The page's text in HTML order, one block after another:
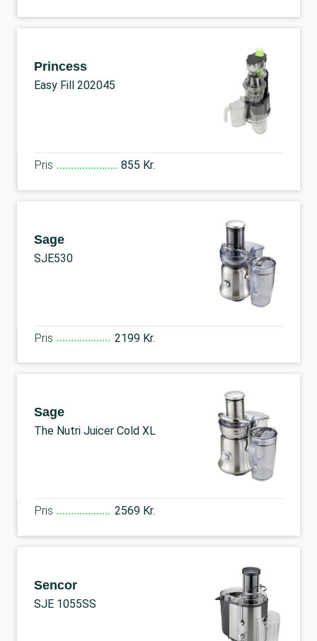
Princess
Easy Fill 202045
Pris 855 Kr.
Sage
SJE530
Pris 2199 Kr.
Sage
The Nutri Juicer Cold XL
Pris 2569 Kr.
Sencor
SJE 1055SS